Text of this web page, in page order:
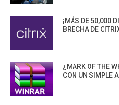
¡MÁS DE 50,000
BRECHA DE
¿MARK OF THE
CON UN SIMPLE